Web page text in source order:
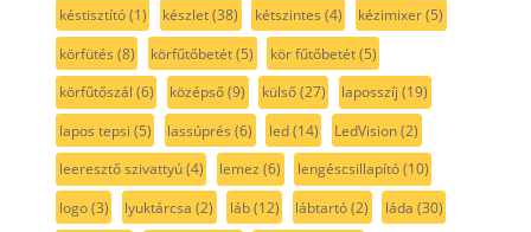
késtisztító(1) készlet(38) kétszintes (4) kézimixer(5)
körfütés (8) körfűtőbetét(5) kör fűtőbetét(5)
körfűtőszál (6) középső(9) külső(27) laposszíj (19)
lapos tepsi (5) lassúprés (6) led(14) LedVision(2)
leeresztő szivattyú(4) lemez (6) lengéscsillapító(10)
logo(3) lyuktárcsa (2) láb(12) lábtartó(2) láda (30)